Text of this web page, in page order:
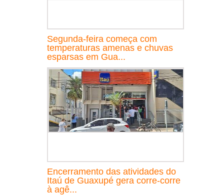
Segunda-feira começa com
temperaturas amenas e chuvas
esparsas em Gua...
Encerramento das atividades do
Itaú de Guaxupé gera corre-corre
à agê...